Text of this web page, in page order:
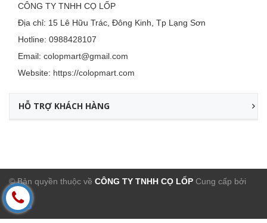
CÔNG TY TNHH CỌ LỐP
Địa chỉ: 15 Lê Hữu Trác, Đông Kinh, Tp Lạng Sơn
Hotline: 0988428107
Email: colopmart@gmail.com
Website: https://colopmart.com
HỖ TRỢ KHÁCH HÀNG
© Bản quyền thuộc về CÔNG TY TNHH CỌ LỐP Cung cấp bởi
Sapo